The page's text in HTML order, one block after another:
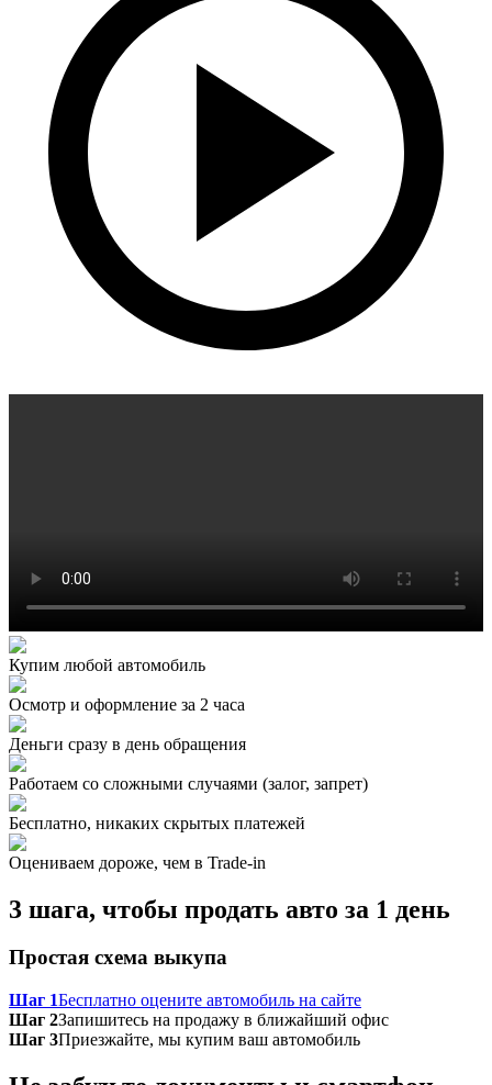
Купим любой автомобиль
Осмотр и оформление за 2 часа
Деньги сразу в день обращения
Работаем со сложными случаями (залог, запрет)
Бесплатно, никаких скрытых платежей
Оцениваем дороже, чем в Trade‑in
3 шага, чтобы продать авто за 1 день
Простая схема выкупа
Шаг 1Бесплатно оцените автомобиль на сайте
Шаг 2Запишитесь на продажу в ближайший офис
Шаг 3Приезжайте, мы купим ваш автомобиль